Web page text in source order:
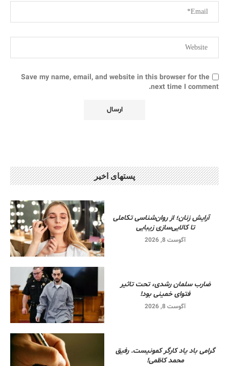
Save my name, email, and website in this browser for the
next time I comment.
پستهای اخیر
آرایش زنان؛ از روان‌شناسی تکاملی
تا کالایی‌سازی زیبایی
آگوست 8, 2026
ضارب سلمان رشدی، تحت تاثیر
فتوای خمینی بود!
آگوست 8, 2026
گرامی باد یاد کارگر کمونیست. رفیق
محمد کاظمی!